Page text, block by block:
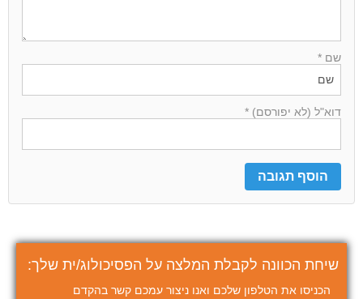
שם *
דוא"ל (לא יפורסם) *
שיחת הכוונה לקבלת המלצה על הפסיכולוג/ית שלך:
הכניסו את הטלפון שלכם ואנו ניצור עמכם קשר בהקדם